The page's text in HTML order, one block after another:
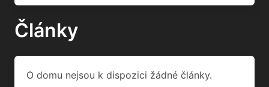
Články
O domu nejsou k dispozici žádné články.